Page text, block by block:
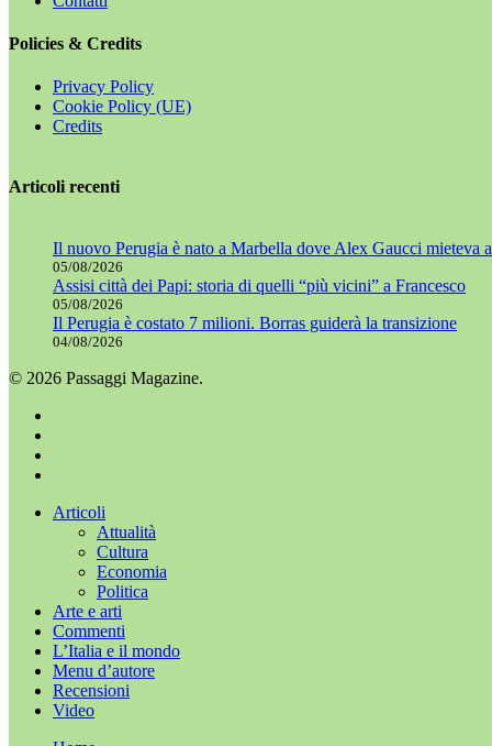
Policies & Credits
Privacy Policy
Cookie Policy (UE)
Credits
Articoli recenti
Il nuovo Perugia è nato a Marbella dove Alex Gaucci mieteva
05/08/2026
Assisi città dei Papi: storia di quelli “più vicini” a Francesco
05/08/2026
Il Perugia è costato 7 milioni. Borras guiderà la transizione
04/08/2026
© 2026 Passaggi Magazine.
Chiudi Articoli
Attualità
Cultura
Economia
Politica
Arte e arti
Commenti
L’Italia e il mondo
Menu d’autore
Recensioni
Video